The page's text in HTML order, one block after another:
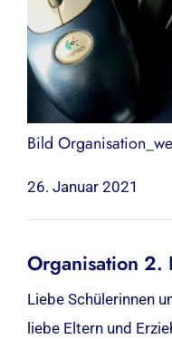
Bild
26. Januar 2021
Organisation 2.
Liebe Schülerinnen
liebe Eltern und